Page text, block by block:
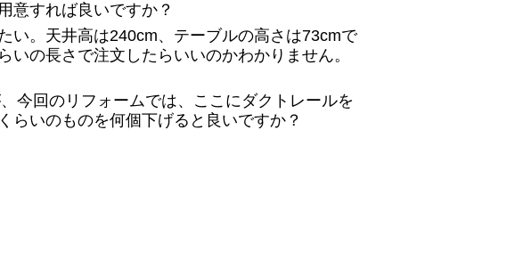
意すれば良いですか？
い。天井高は240cm、テーブルの高さは73cmで
長さで注文したらいいのかわかりません。
今回のリフォームでは、ここにダクトレールを
らいのものを何個下げると良いですか？